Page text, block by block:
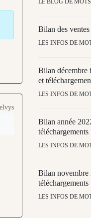
elvys
LE BLOG DE
Bilan des
LES INFOS DE
Bilan décembre
et
LES INFOS DE
Bilan année
téléchargements
LES INFOS DE
Bilan novembre
téléchargements
LES INFOS DE